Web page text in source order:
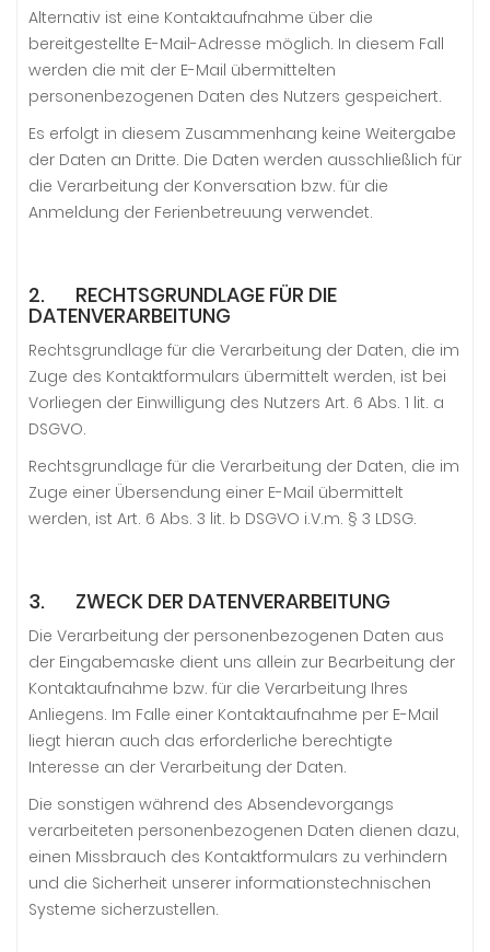
Alternativ ist eine Kontaktaufnahme über die
bereitgestellte E-Mail-Adresse möglich. In diesem Fall
werden die mit der E-Mail übermittelten
personenbezogenen Daten des Nutzers gespeichert.
Es erfolgt in diesem Zusammenhang keine Weitergabe
der Daten an Dritte. Die Daten werden ausschließlich für
die Verarbeitung der Konversation bzw. für die
Anmeldung der Ferienbetreuung verwendet.
2. RECHTSGRUNDLAGE FÜR DIE
DATENVERARBEITUNG
Rechtsgrundlage für die Verarbeitung der Daten, die im
Zuge des Kontaktformulars übermittelt werden, ist bei
Vorliegen der Einwilligung des Nutzers Art. 6 Abs. 1 lit. a
DSGVO.
Rechtsgrundlage für die Verarbeitung der Daten, die im
Zuge einer Übersendung einer E-Mail übermittelt
werden, ist Art. 6 Abs. 3 lit. b DSGVO i.V.m. § 3 LDSG.
3. ZWECK DER DATENVERARBEITUNG
Die Verarbeitung der personenbezogenen Daten aus
der Eingabemaske dient uns allein zur Bearbeitung der
Kontaktaufnahme bzw. für die Verarbeitung Ihres
Anliegens. Im Falle einer Kontaktaufnahme per E-Mail
liegt hieran auch das erforderliche berechtigte
Interesse an der Verarbeitung der Daten.
Die sonstigen während des Absendevorgangs
verarbeiteten personenbezogenen Daten dienen dazu,
einen Missbrauch des Kontaktformulars zu verhindern
und die Sicherheit unserer informationstechnischen
Systeme sicherzustellen.